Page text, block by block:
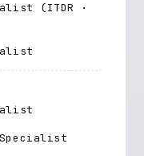
(ITDR ·
Specialist